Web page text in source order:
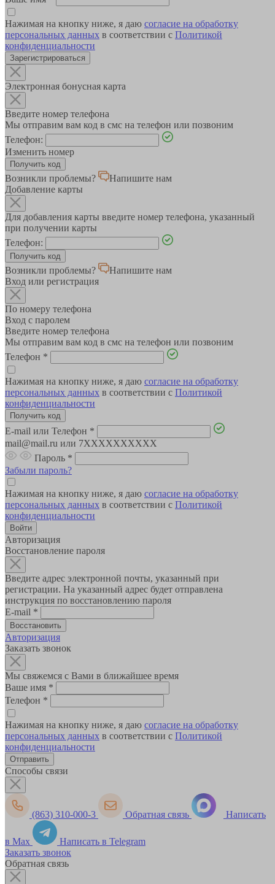
Нажимая на кнопку ниже, я даю согласие на обработку
персональных данных в соответствии с Политикой
конфиденциальности
Зарегистрироваться
Электронная бонусная карта
Введите номер телефона
Мы отправим вам код в смс на телефон или позвоним
Телефон:
Изменить номер
Возникли проблемы?
Напишите нам
Добавление карты
Для добавления карты введите номер телефона, указанный
при получении карты
Телефон:
Возникли проблемы?
Напишите нам
Вход или регистрация
По номеру телефона
Вход с паролем
Введите номер телефона
Мы отправим вам код в смс на телефон или позвоним
Телефон *
Нажимая на кнопку ниже, я даю согласие на обработку
персональных данных в соответствии с Политикой
конфиденциальности
E-mail или Телефон *
mail@mail.ru или 7XXXXXXXXXX
Пароль *
Забыли пароль?
Нажимая на кнопку ниже, я даю согласие на обработку
персональных данных в соответствии с Политикой
конфиденциальности
Авторизация
Восстановление пароля
Введите адрес электронной почты, указанный при
регистрации. На указанный адрес будет отправлена
инструкция по восстановлению пароля
E-mail *
Авторизация
Заказать звонок
Мы свяжемся с Вами в ближайшее время
Ваше имя *
Телефон *
Нажимая на кнопку ниже, я даю согласие на обработку
персональных данных в соответствии с Политикой
конфиденциальности
Способы связи
(863) 310-000-3 Обратная связь Написать
в Max
Написать в Telegram
Заказать звонок
Обратная связь